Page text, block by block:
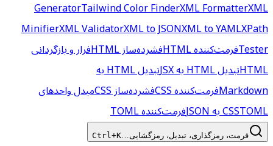
GeneratorTailwind Color FinderXML FormatterXML
MinifierXML ValidatorXML to JSONXML to YAMLXPath
Testerفرمت‌کننده HTML فشرده‌ساز HTML
فرار و بازگردانی
HTMLتبدیل HTML به JSX
تبدیل HTML به
Markdownفرمت‌کننده CSS فشرده‌ساز CSS
مبدل واحدهای
CSSTOML به JSON فرمت‌کننده TOML
فرمت، رمزگذاری، تبدیل، رمزگشایی…Ctrl+K